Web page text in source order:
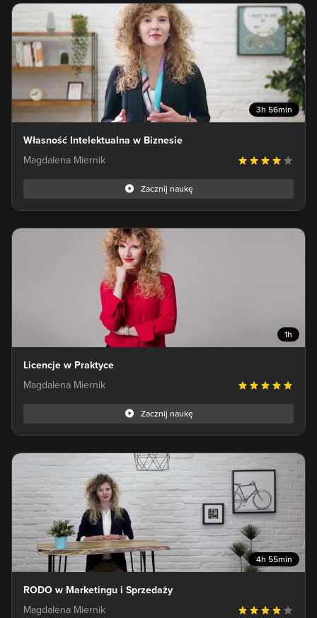
3h 56min
Własność Intelektualna w Biznesie
Magdalena Miernik
Zacznij naukę
1h
Licencje w Praktyce
Magdalena Miernik
Zacznij naukę
4h 55min
RODO w Marketingu i Sprzedaży
Magdalena Miernik